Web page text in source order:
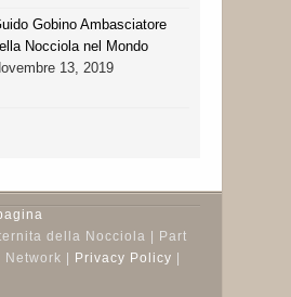
Gobino Ambasciatore
Nocciola nel Mondo
13, 2019
della Nocciola | Part
Network | Privacy Policy |